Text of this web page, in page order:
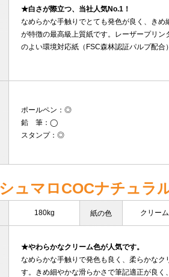
★白さが際立つ、当社人気No.1！
なめらかな手触りでとても発色が良く、き
が特徴の最高級上質紙です。レーザープリ
のよい環境対応紙（FSC森林認証パルプ配合
ポールペン ：◎
鉛 筆 ：◯
スタンプ：◎
ュマロCOCナチュラ
180kg 紙の色 クリー
★やわらかなクリーム色が人気です。
なめらかな手触りで発色も良く、柔らかな
す。きめ細やかな滑らかさで筆記適正が良